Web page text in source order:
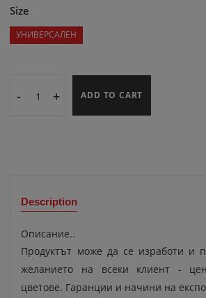
Size
УНИВЕРСАЛЕН
- + ADD TO CART
Description
Описание..
Продуктът може да се изработи и
желанието на всеки клиент -
цветове. Гаранции и начини на